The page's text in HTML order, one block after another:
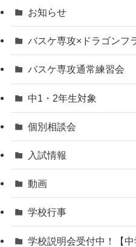
お知らせ
バスケ専攻×ドラゴンフ
バスケ専攻通常練習会
中1・2年生対象
個別相談会
入試情報
動画
学校行事
学校説明会受付中！【中